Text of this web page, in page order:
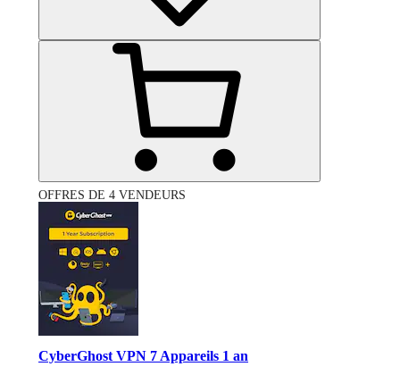
OFFRES DE 4 VENDEURS
CyberGhost VPN 7 Appareils 1 an